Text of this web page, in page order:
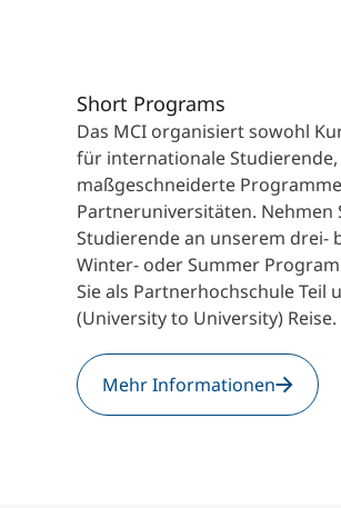
Short Programs
Das MCI organisiert sowohl
für internationale Studierende,
maßgeschneiderte
Partneruniversitäten. Nehmen
Studierende an unserem drei-
Winter- oder Summer
Sie als Partnerhochschule Teil
(University to University) Reise.
Mehr Informationen